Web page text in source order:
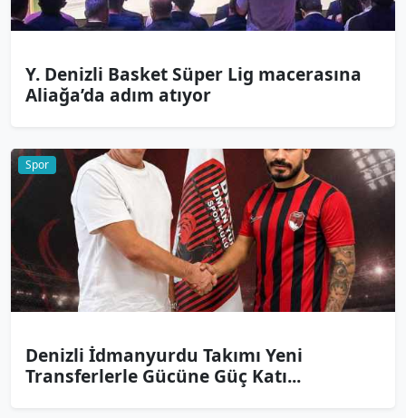
Y. Denizli Basket Süper Lig macerasına
Aliağa’da adım atıyor
Spor
Denizli İdmanyurdu Takımı Yeni
Transferlerle Gücüne Güç Katı...